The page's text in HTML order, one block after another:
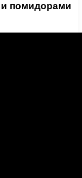
и помидорами